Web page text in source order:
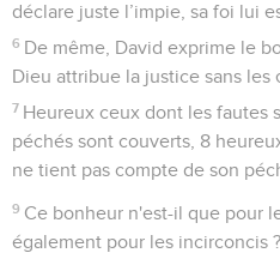
déclare juste l’impie, sa foi lui
6 De même, David exprime le
Dieu attribue la justice sans les
7 Heureux ceux dont les fautes
péchés sont couverts, 8
ne tient pas compte de son
9 Ce bonheur n'est-il que pour
également pour les incirconcis